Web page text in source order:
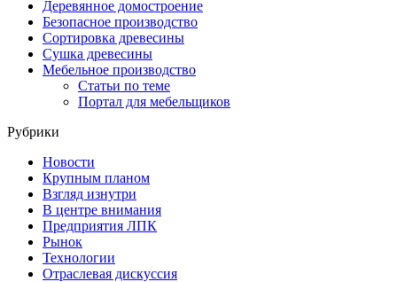
Деревянное домостроение
Безопасное производство
Сортировка древесины
Сушка древесины
Мебельное производство
Статьи по теме
Портал для мебельщиков
Рубрики
Новости
Крупным планом
Взгляд изнутри
В центре внимания
Предприятия ЛПК
Рынок
Технологии
Отраслевая дискуссия